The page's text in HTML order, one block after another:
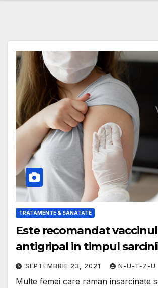
TRATAMENTE & SANATATE
Este recomandat vaccinul
antigripal in timpul
SEPTEMBRIE 23, 2021 N-U-T-Z-U
Multe femei care raman insarcinate